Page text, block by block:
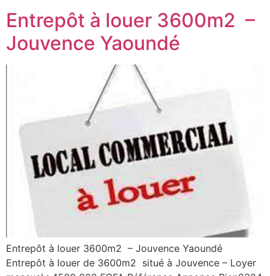
Entrepôt à louer 3600m2 –
Jouvence Yaoundé
Entrepôt à louer 3600m2 – Jouvence Yaoundé
Entrepôt à louer de 3600m2 situé à Jouvence – Loyer